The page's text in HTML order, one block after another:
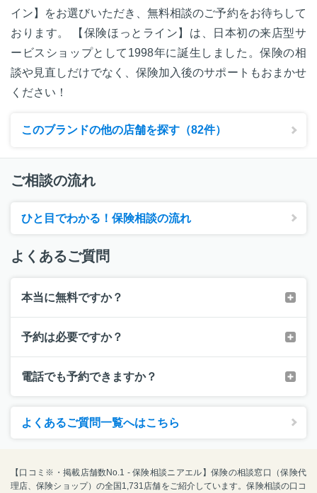
イン】をお選びいただき、無料相談のご予約をお待ちして
おります。 【保険ほっとライン】は、日本初の来店型サ
ービスショップとして1998年に誕生しました。保険の相
談や見直しだけでなく、保険加入後のサポートもおまかせ
ください！
このブランドの他の店舗を探す（82件）
ご相談の流れ
ひと目でわかる！保険相談の流れ
よくあるご質問
本当に無料ですか？
予約は必要ですか？
電話でも予約できますか？
よくあるご質問一覧へはこちら
【口コミ※・掲載店舗数No.1 - 保険相談ニアエル】保険の相談窓口（保険代
理店、保険ショップ）の全国1,731店舗をご紹介しています。保険相談の口コ